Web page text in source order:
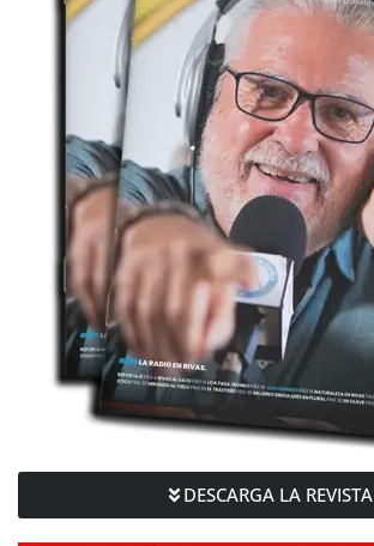
DESCARGA LA REVISTA